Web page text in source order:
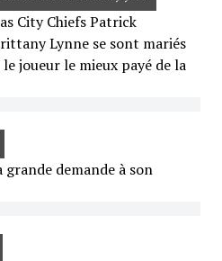
City Chiefs Patrick
Lynne se sont mariés
joueur le mieux payé de la
demande à son